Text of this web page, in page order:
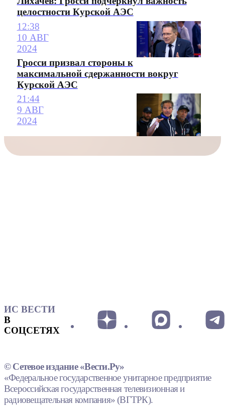
целостности Курской АЭС
12:38
10 АВГ
2024
Гросси призвал стороны к
максимальной сдержанности вокруг
Курской АЭС
21:44
9 АВГ
2024
ИС ВЕСТИ
В
СОЦСЕТЯХ
© Сетевое издание «Вести.Ру»
«Федеральное государственное унитарное предприятие
Всероссийская государственная телевизионная и
радиовещательная компания» (ВГТРК).